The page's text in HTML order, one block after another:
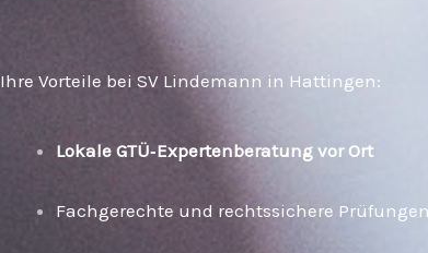
Ihre Vorteile bei SV Lindemann in Hattingen:
Lokale GTÜ‑Expertenberatung vor Ort
Fachgerechte und rechtssichere Prüfungen